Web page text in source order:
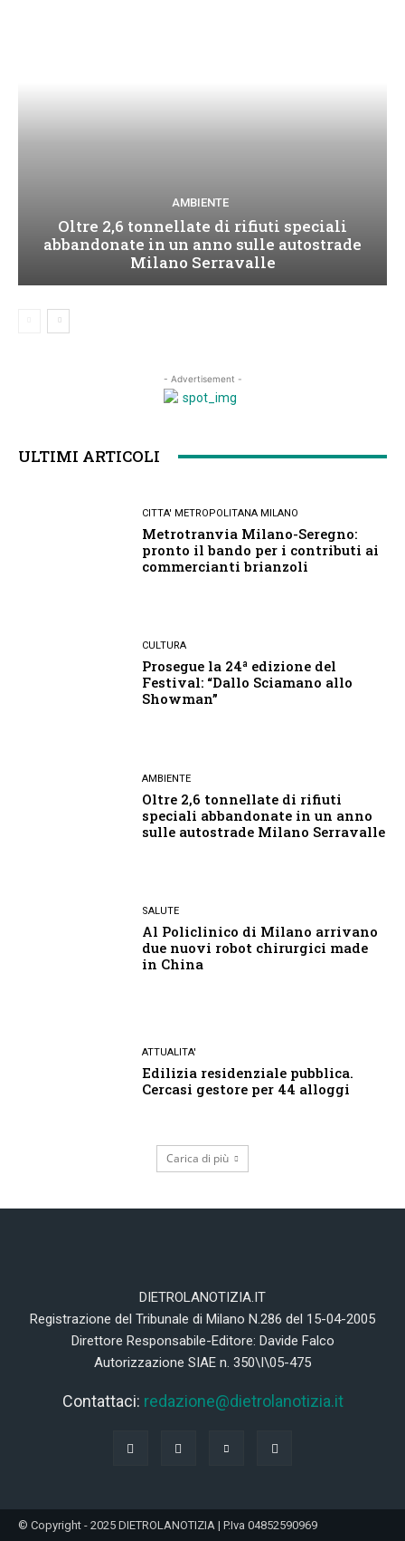
AMBIENTE
Oltre 2,6 tonnellate di rifiuti speciali
abbandonate in un anno sulle autostrade
Milano Serravalle
- Advertisement -
ULTIMI ARTICOLI
CITTA' METROPOLITANA MILANO
Metrotranvia Milano-Seregno:
pronto il bando per i contributi ai
commercianti brianzoli
CULTURA
Prosegue la 24ª edizione del
Festival: “Dallo Sciamano allo
Showman”
AMBIENTE
Oltre 2,6 tonnellate di rifiuti
speciali abbandonate in un anno
sulle autostrade Milano Serravalle
SALUTE
Al Policlinico di Milano arrivano
due nuovi robot chirurgici made
in China
ATTUALITA'
Edilizia residenziale pubblica.
Cercasi gestore per 44 alloggi
Carica di più
DIETROLANOTIZIA.IT
Registrazione del Tribunale di Milano N.286 del 15-04-2005
Direttore Responsabile-Editore: Davide Falco
Autorizzazione SIAE n. 350\I\05-475
Contattaci: redazione@dietrolanotizia.it
© Copyright - 2025 DIETROLANOTIZIA | P.Iva 04852590969